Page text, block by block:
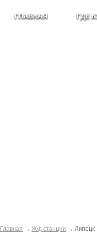
ГЛАВНАЯ ГДЕ
Главная → Ж/д станции → Липецк